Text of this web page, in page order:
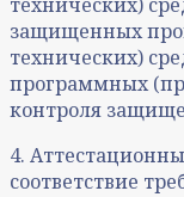
защищенных
технических)
программных
контроля
4.
соответствие